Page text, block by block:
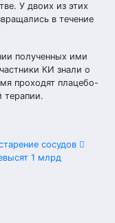
У двоих из этих
в течение
полученных ими
КИ знали о
проходят плацебо-
терапии.
сосудов
1 млрд